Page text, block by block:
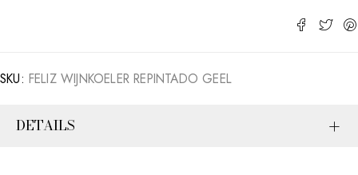
SKU: FELIZ WIJNKOELER REPINTADO GEEL
DETAILS